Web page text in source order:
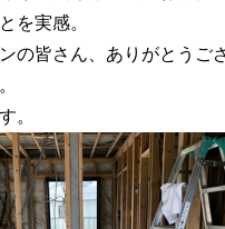
を実感。
の皆さん、ありがとうご
。